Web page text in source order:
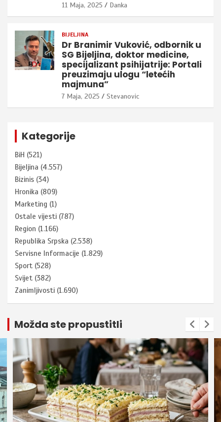
11 Maja, 2025 Danka
BIJELJINA
Dr Branimir Vuković, odbornik u
SG Bijeljina, doktor medicine,
specijalizant psihijatrije: Portali
preuzimaju ulogu “letećih
majmuna”
7 Maja, 2025 Stevanovic
Kategorije
BiH (521)
Bijeljina (4.557)
Bizinis (34)
Hronika (809)
Marketing (1)
Ostale vijesti (787)
Region (1.166)
Republika Srpska (2.538)
Servisne Informacije (1.829)
Sport (528)
Svijet (382)
Zanimljivosti (1.690)
Možda ste propustitli